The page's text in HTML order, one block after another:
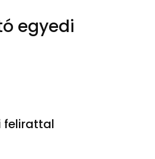
egyedi
felirattal